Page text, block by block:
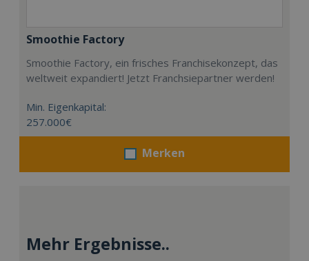
Smoothie Factory
Smoothie Factory, ein frisches Franchisekonzept, das
weltweit expandiert! Jetzt Franchsiepartner werden!
Min. Eigenkapital:
257.000€
Merken
Mehr Ergebnisse..